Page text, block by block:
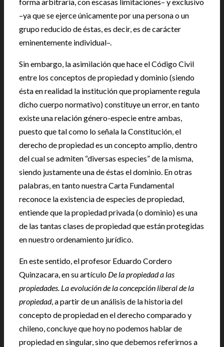
–ya que se ejerce únicamente por una persona o un
grupo reducido de éstas, es decir, es de carácter
eminentemente individual–.
Sin embargo, la asimilación que hace el Código Civil
entre los conceptos de propiedad y dominio (siendo
ésta en realidad la institución que propiamente regula
dicho cuerpo normativo) constituye un error, en tanto
existe una relación género-especie entre ambas,
puesto que tal como lo señala la Constitución, el
derecho de propiedad es un concepto amplio, dentro
del cual se admiten “diversas especies” de la misma,
siendo justamente una de éstas el dominio. En otras
palabras, en tanto nuestra Carta Fundamental
reconoce la existencia de especies de propiedad,
entiende que la propiedad privada (o dominio) es una
de las tantas clases de propiedad que están protegidas
en nuestro ordenamiento jurídico.
En este sentido, el profesor Eduardo Cordero
Quinzacara, en su artículo De la propiedad a las
propiedades. La evolución de la concepción liberal de la
propiedad, a partir de un análisis de la historia del
concepto de propiedad en el derecho comparado y
chileno, concluye que hoy no podemos hablar de
propiedad en singular, sino que debemos referirnos a